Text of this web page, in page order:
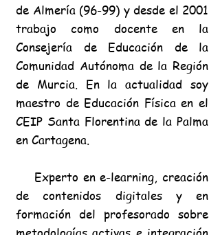
de Almería (96-99) y desde el 2001
trabajo como docente en la
Consejería de Educación de la
Comunidad Autónoma de la Región
de Murcia. En laactualidad soy
maestro deEducación Física en el
CEIP Santa Florentina de la Palma
en Cartagena.
Experto en e-learning, creación
de contenidos digitales y en
formación del profesorado sobre